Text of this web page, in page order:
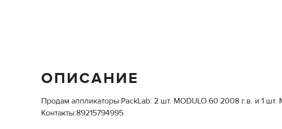
ОПИСАНИЕ
Продам аппликаторы PackLab: 2 шт. MODULO 60 2008 г.в. и 1
Контакты:89215794995